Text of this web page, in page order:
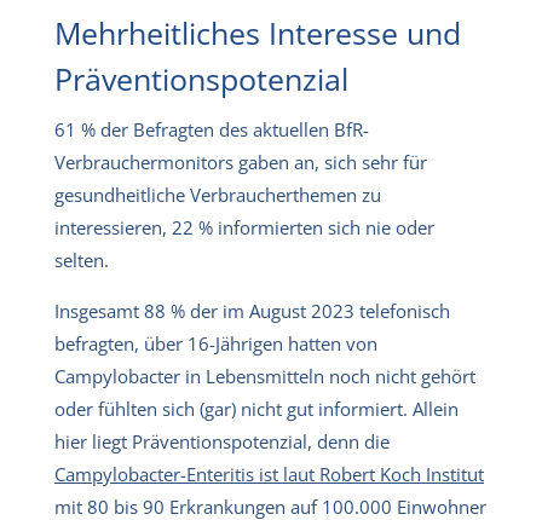
Mehrheitliches Interesse und
Präventionspotenzial
61 % der Befragten des aktuellen BfR-
Verbrauchermonitors gaben an, sich sehr für
gesundheitliche Verbraucherthemen zu
interessieren, 22 % informierten sich nie oder
selten.
Insgesamt 88 % der im August 2023 telefonisch
befragten, über 16-Jährigen hatten von
Campylobacter in Lebensmitteln noch nicht gehört
oder fühlten sich (gar) nicht gut informiert. Allein
hier liegt Präventionspotenzial, denn die
Campylobacter-Enteritis ist laut Robert Koch Institut
mit 80 bis 90 Erkrankungen auf 100.000 Einwohner